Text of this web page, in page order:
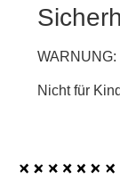
Nicht für